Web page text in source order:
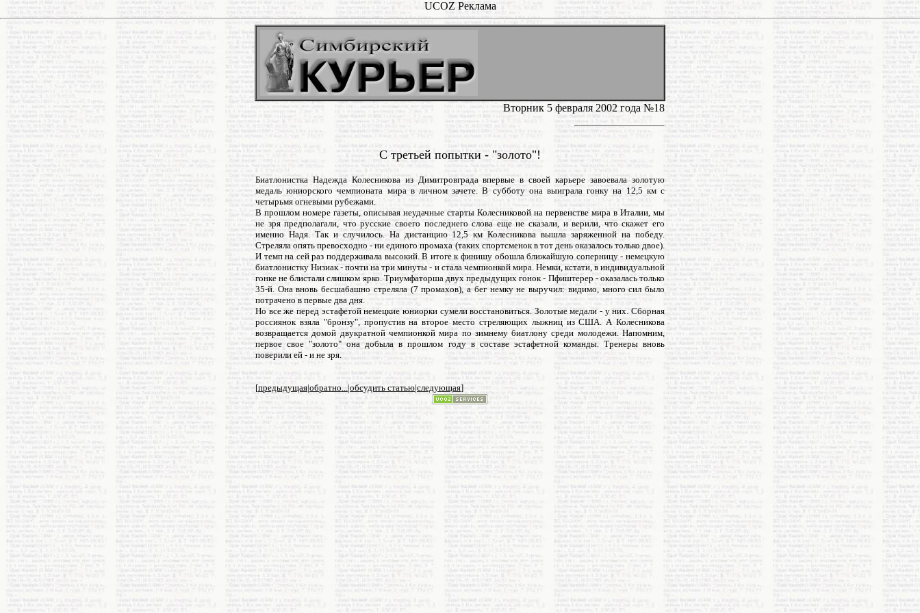
UCOZ Реклама
Вторник 5 февраля 2002 года №18
С третьей попытки - "золото"!
Биатлонистка Надежда Колесникова из Димитровграда впервые в своей карьере завоевала золотую
медаль юниорского чемпионата мира в личном зачете. В субботу она выиграла гонку на 12,5 км с
четырьмя огневыми рубежами.
В прошлом номере газеты, описывая неудачные старты Колесниковой на первенстве мира в Италии, мы
не зря предполагали, что русские своего последнего слова еще не сказали, и верили, что скажет его
именно Надя. Так и случилось. На дистанцию 12,5 км Колесникова вышла заряженной на победу.
Стреляла опять превосходно - ни единого промаха (таких спортсменок в тот день оказалось только двое).
И темп на сей раз поддерживала высокий. В итоге к финишу обошла ближайшую соперницу - немецкую
биатлонистку Низиак - почти на три минуты - и стала чемпионкой мира. Немки, кстати, в индивидуальной
гонке не блистали слишком ярко. Триумфаторша двух предыдущих гонок - Пфиштерер - оказалась только
35-й. Она вновь бесшабашно стреляла (7 промахов), а бег немку не выручил: видимо, много сил было
потрачено в первые два дня.
Но все же перед эстафетой немецкие юниорки сумели восстановиться. Золотые медали - у них. Сборная
россиянок взяла "бронзу", пропустив на второе место стреляющих лыжниц из США. А Колесникова
возвращается домой двукратной чемпионкой мира по зимнему биатлону среди молодежи. Напомним,
первое свое "золото" она добыла в прошлом году в составе эстафетной команды. Тренеры вновь
поверили ей - и не зря.
[предыдущая|обратно...|обсудить статью|следующая]